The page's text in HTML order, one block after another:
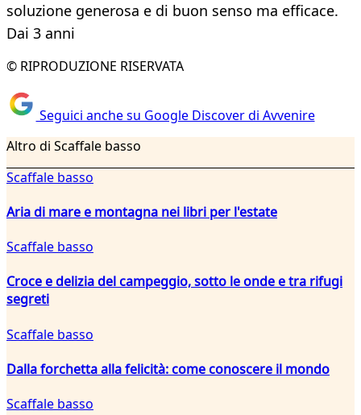
soluzione generosa e di buon senso ma efficace.
Dai 3 anni
© RIPRODUZIONE RISERVATA
Seguici anche su Google Discover di Avvenire
Altro di Scaffale basso
Scaffale basso
Aria di mare e montagna nei libri per l'estate
Scaffale basso
Croce e delizia del campeggio, sotto le onde e tra rifugi
segreti
Scaffale basso
Dalla forchetta alla felicità: come conoscere il mondo
Scaffale basso